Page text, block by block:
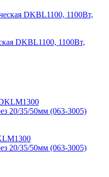
DKBL1100, 1100Вт,
20/35/50мм (063-3005)